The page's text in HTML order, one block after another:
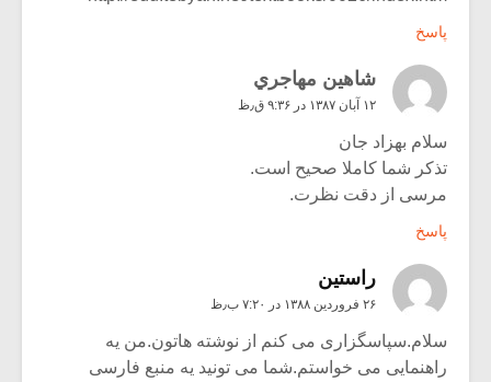
شاهين مهاجري
۱۲ آبان ۱۳۸۷ در ۹:۳۶ ق٫ظ
سلام بهزاد جان
تذکر شما کاملا صحیح است.
مرسی از دقت نظرت.
راستين
۲۶ فروردین ۱۳۸۸ در ۷:۲۰ ب٫ظ
سلام.سپاسگزاری می کنم از نوشته هاتون.من یه
راهنمایی می خواستم.شما می تونید یه منبع فارسی